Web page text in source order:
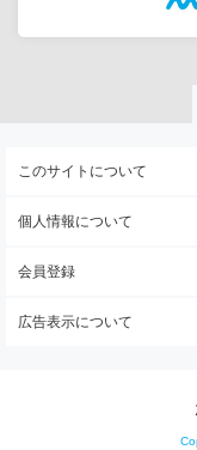
このサイトについて
個人情報について
会員登録
広告表示について